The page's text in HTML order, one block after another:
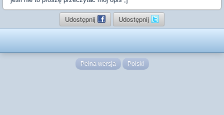
Udostępnij Udostępnij
Pełna wersja Polski